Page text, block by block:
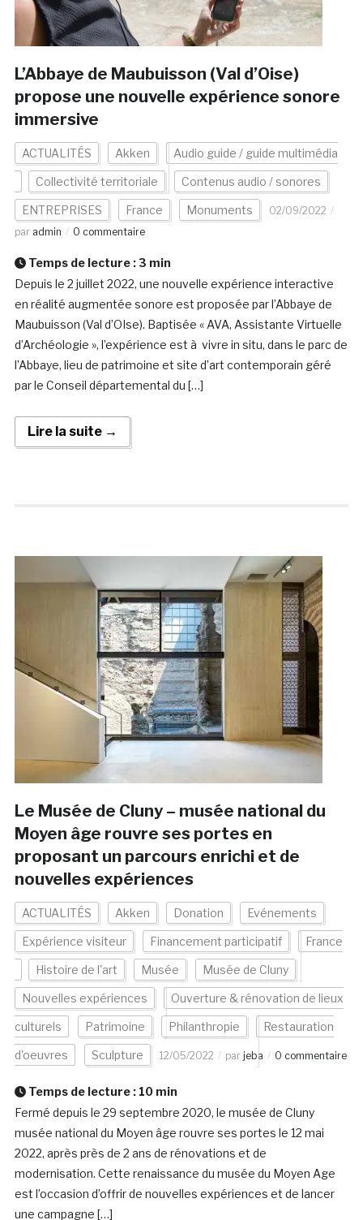
L’Abbaye de Maubuisson (Val d’Oise)
propose une nouvelle expérience sonore
immersive
ACTUALITÉS Akken Audio guide / guide multimédia
Collectivité territoriale Contenus audio / sonores
ENTREPRISES France Monuments
02/09/2022
par admin 0 commentaire
Temps de lecture : 3 min
Depuis le 2 juillet 2022, une nouvelle expérience interactive
en réalité augmentée sonore est proposée par l’Abbaye de
Maubuisson (Val d’OIse). Baptisée « AVA, Assistante Virtuelle
d’Archéologie », l’expérience est à vivre in situ, dans le parc de
l’Abbaye, lieu de patrimoine et site d’art contemporain géré
par le Conseil départemental du […]
Lire la suite →
Le Musée de Cluny – musée national du
Moyen âge rouvre ses portes en
proposant un parcours enrichi et de
nouvelles expériences
ACTUALITÉS Akken Donation Evénements
Expérience visiteur Financement participatif France
Histoire de l'art Musée Musée de Cluny
Nouvelles expériences Ouverture & rénovation de lieux
culturels Patrimoine Philanthropie Restauration
d'oeuvres Sculpture 12/05/2022 par jeba 0 commentaire
Temps de lecture : 10 min
Fermé depuis le 29 septembre 2020, le musée de Cluny
musée national du Moyen âge rouvre ses portes le 12 mai
2022, après près de 2 ans de rénovations et de
modernisation. Cette renaissance du musée du Moyen Age
est l’occasion d’offrir de nouvelles expériences et de lancer
une campagne […]